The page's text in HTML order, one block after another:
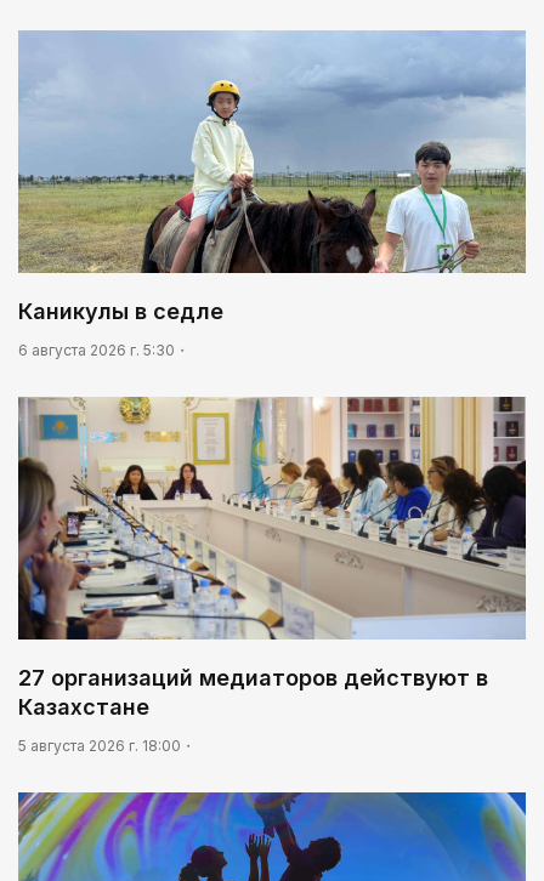
Каникулы в седле
6 августа 2026 г. 5:30
27 организаций медиаторов действуют в
Казахстане
5 августа 2026 г. 18:00